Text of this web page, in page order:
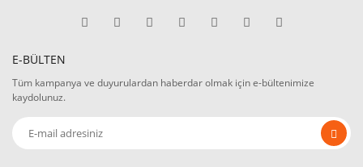
E-BÜLTEN
Tüm kampanya ve duyurulardan haberdar olmak için e-bültenimize
kaydolunuz.